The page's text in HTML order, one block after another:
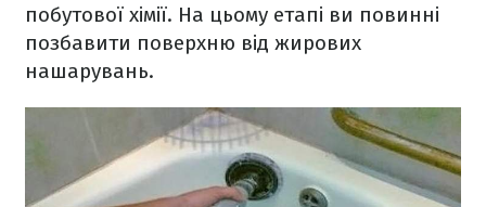
побутової хімії. На цьому етапі ви повинні
позбавити поверхню від жирових
нашарувань.